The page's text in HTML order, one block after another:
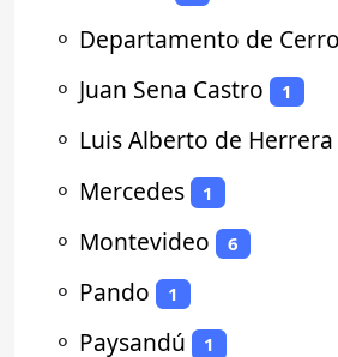
⚬ Departamento de
⚬ Juan Sena Castro 1
⚬ Luis Alberto de Herrera
⚬ Mercedes 1
⚬ Montevideo 6
⚬ Pando 1
⚬ Paysandú 1